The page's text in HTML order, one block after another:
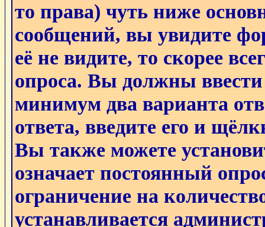
то права) чуть ниже
сообщений, вы увидите
её не видите, то скорее
опроса. Вы должны ввести
минимум два варианта
ответа, введите его и
Вы также можете
означает постоянный
ограничение на
устанавливается